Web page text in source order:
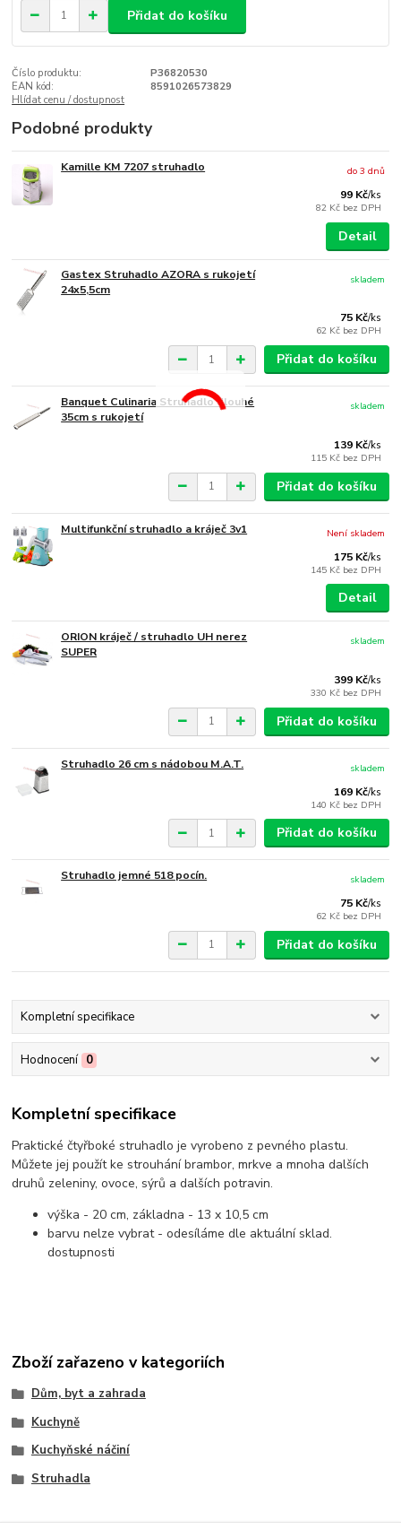
Přidat do košíku
Číslo produktu:
P36820530
EAN kód:
8591026573829
Hlídat cenu / dostupnost
Podobné produkty
Kamille KM 7207 struhadlo
99 Kč/ks
82 Kč bez DPH
do 3 dnů
Detail
Gastex Struhadlo AZORA s rukojetí
24x5,5cm
75 Kč/ks
62 Kč bez DPH
skladem
Přidat do košíku
Banquet Culinaria Struhadlo dlouhé
35cm s rukojetí
139 Kč/ks
115 Kč bez DPH
skladem
Přidat do košíku
Multifunkční struhadlo a kráječ 3v1
175 Kč/ks
145 Kč bez DPH
Není skladem
Detail
ORION kráječ / struhadlo UH nerez
SUPER
399 Kč/ks
330 Kč bez DPH
skladem
Přidat do košíku
Struhadlo 26 cm s nádobou M.A.T.
169 Kč/ks
140 Kč bez DPH
skladem
Přidat do košíku
Struhadlo jemné 518 pocín.
75 Kč/ks
62 Kč bez DPH
skladem
Přidat do košíku
Kompletní specifikace
Hodnocení 0
Kompletní specifikace
Praktické čtyřboké struhadlo je vyrobeno z pevného plastu.
Můžete jej použít ke strouhání brambor, mrkve a mnoha dalších
druhů zeleniny, ovoce, sýrů a dalších potravin.
výška - 20 cm, základna - 13 x 10,5 cm
barvu nelze vybrat - odesíláme dle aktuální sklad.
dostupnosti
Zboží zařazeno v kategoriích
Dům, byt a zahrada
Kuchyně
Kuchyňské náčiní
Struhadla